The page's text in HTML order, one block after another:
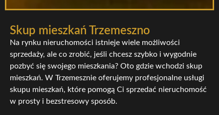
Skup mieszkań Trzemeszno
Na rynku nieruchomości istnieje wiele możliwości
sprzedaży, ale co zrobić, jeśli chcesz szybko i wygodnie
pozbyć się swojego mieszkania? Oto gdzie wchodzi skup
mieszkań. W Trzemesznie oferujemy profesjonalne usługi
skupu mieszkań, które pomogą Ci sprzedać nieruchomość
w prosty i bezstresowy sposób.